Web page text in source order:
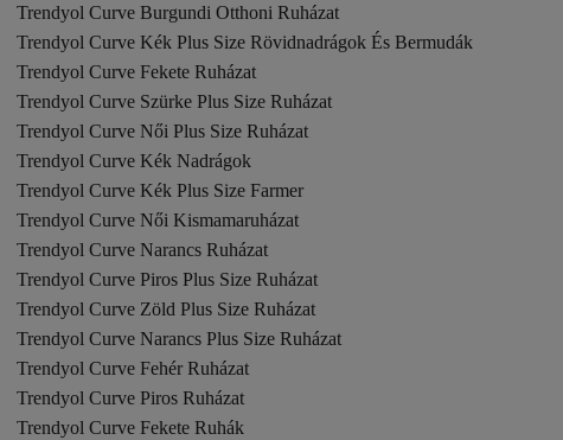
Trendyol Curve Burgundi Otthoni Ruházat
Trendyol Curve Kék Plus Size Rövidnadrágok És Bermudák
Trendyol Curve Fekete Ruházat
Trendyol Curve Szürke Plus Size Ruházat
Trendyol Curve Női Plus Size Ruházat
Trendyol Curve Kék Nadrágok
Trendyol Curve Kék Plus Size Farmer
Trendyol Curve Női Kismamaruházat
Trendyol Curve Narancs Ruházat
Trendyol Curve Piros Plus Size Ruházat
Trendyol Curve Zöld Plus Size Ruházat
Trendyol Curve Narancs Plus Size Ruházat
Trendyol Curve Fehér Ruházat
Trendyol Curve Piros Ruházat
Trendyol Curve Fekete Ruhák